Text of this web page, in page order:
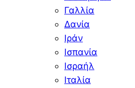
Γαλλία
Δανία
Ιράν
Ισπανία
Ισραήλ
Ιταλία